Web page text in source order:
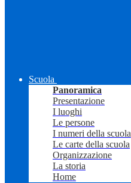
Scuola
Panoramica
Presentazione
I luoghi
Le persone
I numeri della scuola
Le carte della scuola
Organizzazione
La storia
Home